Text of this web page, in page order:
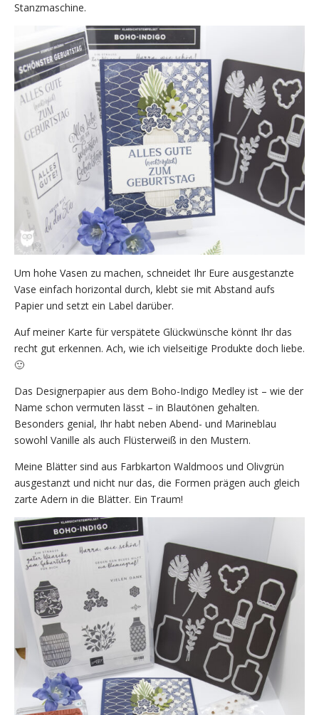
Stanzmaschine.
Um hohe Vasen zu machen, schneidet Ihr Eure ausgestanzte
Vase einfach horizontal durch, klebt sie mit Abstand aufs
Papier und setzt ein Label darüber.
Auf meiner Karte für verspätete Glückwünsche könnt Ihr das
recht gut erkennen. Ach, wie ich vielseitige Produkte doch liebe.
🙂
Das Designerpapier aus dem Boho-Indigo Medley ist – wie der
Name schon vermuten lässt – in Blautönen gehalten.
Besonders genial, Ihr habt neben Abend- und Marineblau
sowohl Vanille als auch Flüsterweiß in den Mustern.
Meine Blätter sind aus Farbkarton Waldmoos und Olivgrün
ausgestanzt und nicht nur das, die Formen prägen auch gleich
zarte Adern in die Blätter. Ein Traum!